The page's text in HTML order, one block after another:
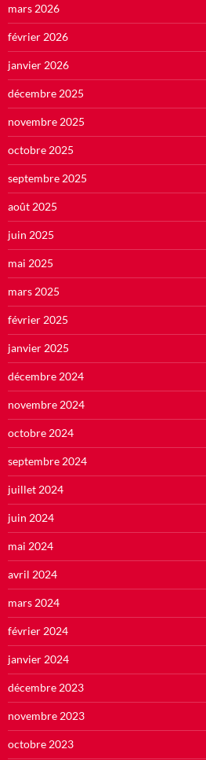
mars 2026
février 2026
janvier 2026
décembre 2025
novembre 2025
octobre 2025
septembre 2025
août 2025
juin 2025
mai 2025
mars 2025
février 2025
janvier 2025
décembre 2024
novembre 2024
octobre 2024
septembre 2024
juillet 2024
juin 2024
mai 2024
avril 2024
mars 2024
février 2024
janvier 2024
décembre 2023
novembre 2023
octobre 2023